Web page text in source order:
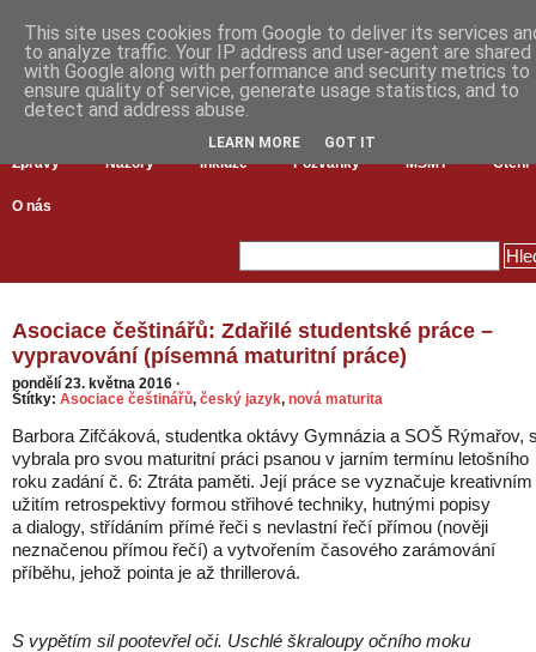
Zprávy Názory Inkluze Pozvánky MŠMT Čtení
O nás
Asociace češtinářů: Zdařilé studentské práce –
vypravování (písemná maturitní práce)
pondělí 23. května 2016 ·
Štítky: Asociace češtinářů, český jazyk, nová maturita
Barbora Zifčáková, studentka oktávy Gymnázia a SOŠ Rýmařov,
vybrala pro svou maturitní práci psanou v jarním termínu letošního
roku zadání č. 6: Ztráta paměti. Její práce se vyznačuje kreativním
užitím retrospektivy formou střihové techniky, hutnými popisy
a dialogy, střídáním přímé řeči s nevlastní řečí přímou (nověji
neznačenou přímou řečí) a vytvořením časového zarámování
příběhu, jehož pointa je až thrillerová.
S vypětím sil pootevřel oči. Uschlé škraloupy očního moku
This site uses cookies from Google to deliver its services
to analyze traffic. Your IP address and user-agent are shared
with Google along with performance and security metrics to
ensure quality of service, generate usage statistics, and to
detect and address abuse.
LEARN MORE GOT IT